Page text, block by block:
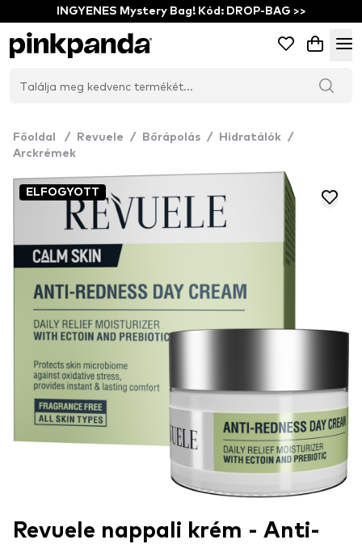
INGYENES Mystery Bag! Kód: DROP-BAG >>
Főoldal / Revuele / Bőrápolás / Hidratálók /
Arckrémek
ELFOGYOTT
Revuele nappali krém - Anti-